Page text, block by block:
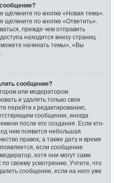
по кнопке «Новая тема».
по кнопке «Ответить».
прежде чем отправить
находится внизу страниц
начинать темы», «Вы
сообщение?
или модератором
и удалять только свои
перейти к редактированию,
сообщении, иногда
после его создания. Если кто-
ним появится небольшая
правок, а также дату и время
если сообщение
хотя они могут сами
своему усмотрению. Учтите, что
сообщение, если на него уже